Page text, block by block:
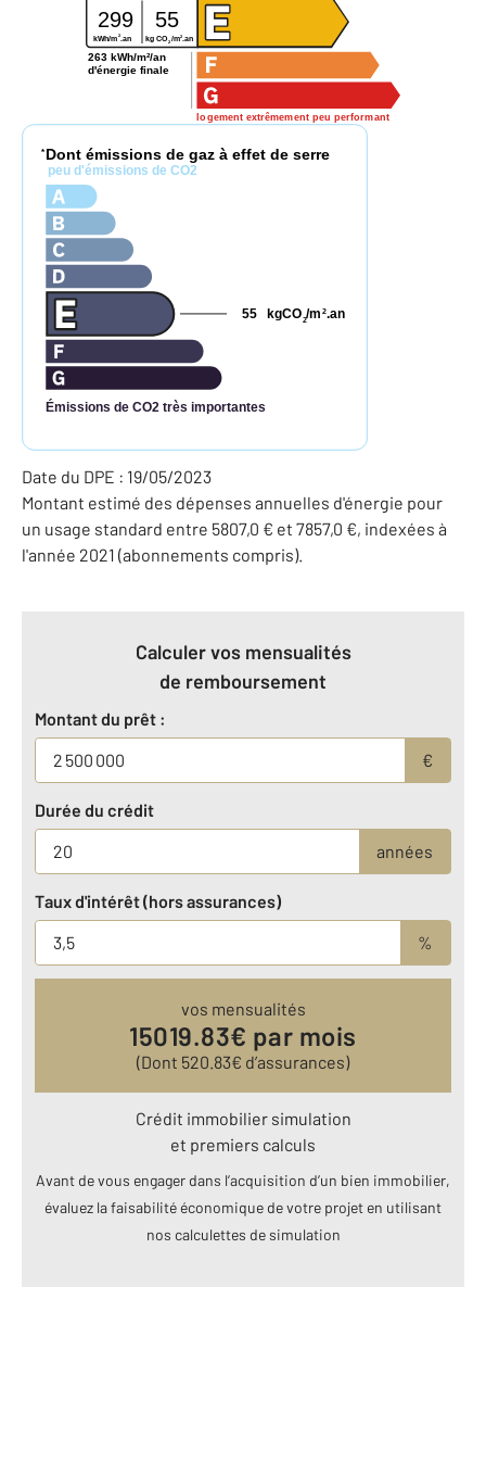
logement extrêmement peu performant
299 55
kWh/m2.an kg CO2/m2 .an
263 kWh/m²/an
d'énergie finale
* Dont émissions de gaz à effet de serre
peu d'émissions de CO2
Émissions de CO2 très importantes
kgCO2/m 2.an
55
Date du DPE : 19/05/2023
Montant estimé des dépenses annuelles d'énergie pour
un usage standard entre 5807,0 € et 7857,0 €, indexées à
l'année 2021 (abonnements compris).
Calculer vos mensualités
de remboursement
Montant du prêt :
€
Durée du crédit
années
Taux d'intérêt (hors assurances)
%
vos mensualités
15019.83€ par mois
(Dont 520.83€ d’assurances)
Crédit immobilier simulation
et premiers calculs
Avant de vous engager dans l’acquisition d’un bien immobilier,
évaluez la faisabilité économique de votre projet en utilisant
nos calculettes de simulation